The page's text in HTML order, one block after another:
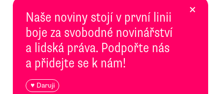
Naše noviny stojí v první linii
boje za svobodné novinářství
a lidská práva. Podpořte nás
a přidejte se k nám!
♥ Daruji
×